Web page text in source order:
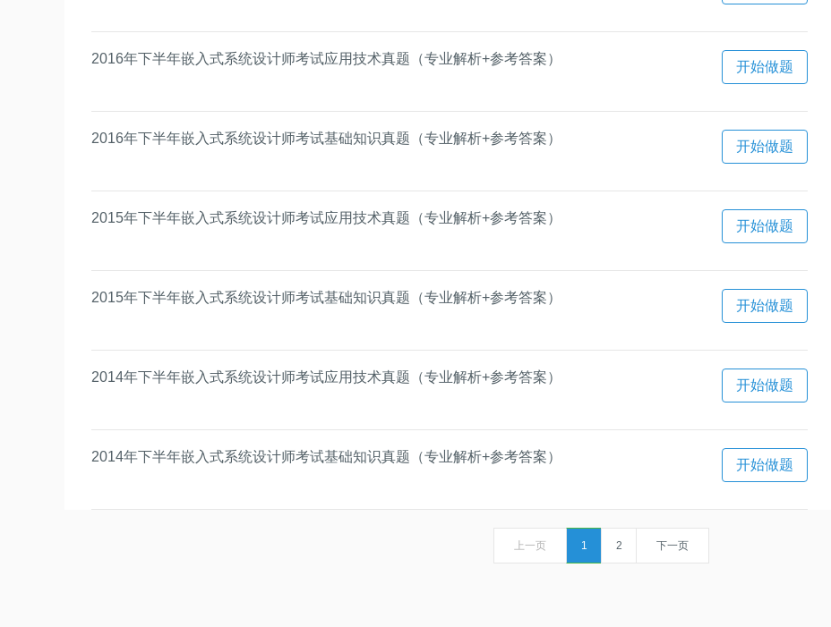
2016年下半年嵌入式系统设计师考试应用技术真题（专业解析+参考答案）
开始做题
2016年下半年嵌入式系统设计师考试基础知识真题（专业解析+参考答案）
开始做题
2015年下半年嵌入式系统设计师考试应用技术真题（专业解析+参考答案）
开始做题
2015年下半年嵌入式系统设计师考试基础知识真题（专业解析+参考答案）
开始做题
2014年下半年嵌入式系统设计师考试应用技术真题（专业解析+参考答案）
开始做题
2014年下半年嵌入式系统设计师考试基础知识真题（专业解析+参考答案）
开始做题
上一页 1 2 下一页